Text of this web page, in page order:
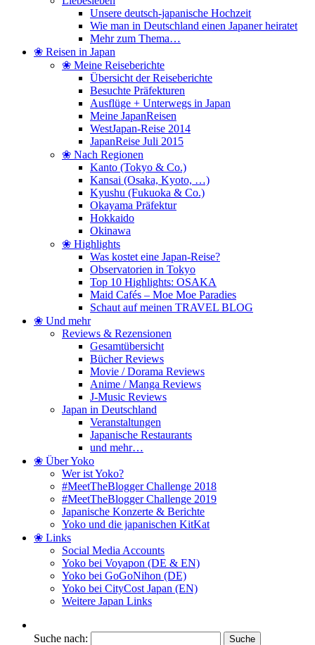
Unsere deutsch-japanische Hochzeit
Wie man in Deutschland einen Japaner heiratet
Mehr zum Thema…
❀ Reisen in Japan
❀ Meine Reiseberichte
Übersicht der Reiseberichte
Besuchte Präfekturen
Ausflüge + Unterwegs in Japan
Meine JapanReisen
WestJapan-Reise 2014
JapanReise Juli 2015
❀ Nach Regionen
Kanto (Tokyo & Co.)
Kansai (Osaka, Kyoto, …)
Kyushu (Fukuoka & Co.)
Okayama Präfektur
Hokkaido
Okinawa
❀ Highlights
Was kostet eine Japan-Reise?
Observatorien in Tokyo
Top 10 Highlights: OSAKA
Maid Cafés – Moe Moe Paradies
Schaut auf meinen TRAVEL BLOG
❀ Und mehr
Reviews & Rezensionen
Gesamtübersicht
Bücher Reviews
Movie / Dorama Reviews
Anime / Manga Reviews
J-Music Reviews
Japan in Deutschland
Veranstaltungen
Japanische Restaurants
und mehr…
❀ Über Yoko
Wer ist Yoko?
#MeetTheBlogger Challenge 2018
#MeetTheBlogger Challenge 2019
Japanische Konzerte & Berichte
Yoko und die japanischen KitKat
❀ Links
Social Media Accounts
Yoko bei Voyapon (DE & EN)
Yoko bei GoGoNihon (DE)
Yoko bei CityCost Japan (EN)
Weitere Japan Links
Suche nach: